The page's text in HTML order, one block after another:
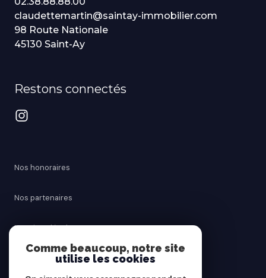
claudettemartin@saintay-immobilier.com
98 Route Nationale
45130 Saint-Ay
Restons connectés
Nos honoraires
Nos partenaires
Mentions légales
Comme beaucoup, notre site
utilise les cookies